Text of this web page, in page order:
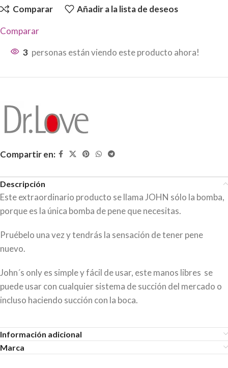
Comparar Añadir a la lista de deseos
Comparar
3 personas están viendo este producto ahora!
Compartir en:
Descripción
Este extraordinario producto se llama JOHN sólo la bomba,
porque es la única bomba de pene que necesitas.
Pruébelo una vez y tendrás la sensación de tener pene
nuevo.
John´s only es simple y fácil de usar, este manos libres se
puede usar con cualquier sistema de succión del mercado o
incluso haciendo succión con la boca.
Información adicional
Marca